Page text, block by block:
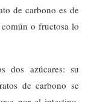
de carbono es de
o fructosa lo
dos azúcares: su
de carbono se